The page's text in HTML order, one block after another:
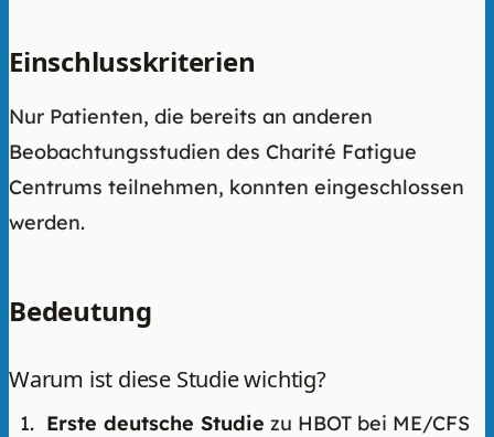
Einschlusskriterien
Nur Patienten, die bereits an anderen
Beobachtungsstudien des Charité Fatigue
Centrums teilnehmen, konnten eingeschlossen
werden.
Bedeutung
Warum ist diese Studie wichtig?
Erste deutsche Studie zu HBOT bei ME/CFS